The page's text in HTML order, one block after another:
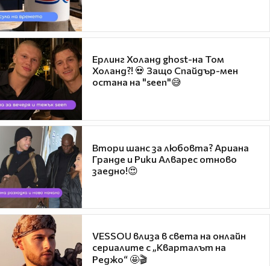
Ерлинг Холанд ghost-на Том
Холанд?! 💀 Защо Спайдър-мен
остана на "seen"😅
Втори шанс за любовта? Ариана
Гранде и Рики Алварес отново
заедно!😍
VESSOU влиза в света на онлайн
сериалите с „Кварталът на
Реджо“ 🤩🎬